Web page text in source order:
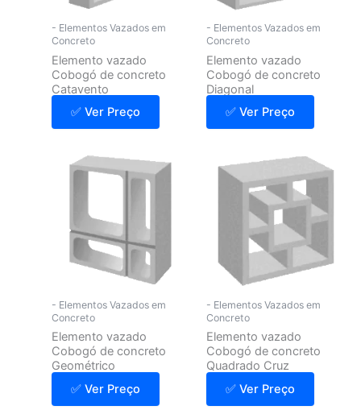
- Elementos Vazados em
Concreto
Elemento vazado
Cobogó de concreto
Catavento
✅ Ver Preço
- Elementos Vazados em
Concreto
Elemento vazado
Cobogó de concreto
Diagonal
✅ Ver Preço
- Elementos Vazados em
Concreto
Elemento vazado
Cobogó de concreto
Geométrico
✅ Ver Preço
- Elementos Vazados em
Concreto
Elemento vazado
Cobogó de concreto
Quadrado Cruz
✅ Ver Preço